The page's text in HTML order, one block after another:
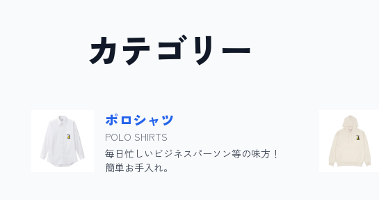
テゴリー
ポロシャツ
POLO SHIRTS
毎日忙しいビジネスパーソン等の味方！
簡単お手入れ。